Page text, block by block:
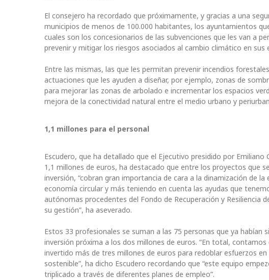
El consejero ha recordado que próximamente, y gracias a una
municipios de menos de 100.000 habitantes, los ayuntamientos
cuales son los concesionarios de las subvenciones que les van a
prevenir y mitigar los riesgos asociados al cambio climático en sus
Entre las mismas, las que les permitan prevenir incendios
actuaciones que les ayuden a diseñar, por ejemplo, zonas de
para mejorar las zonas de arbolado e incrementar los espacios
mejora de la conectividad natural entre el medio urbano y
1,1 millones para el personal
Escudero, que ha detallado que el Ejecutivo presidido por
1,1 millones de euros, ha destacado que entre los proyectos que
inversión, “cobran gran importancia de cara a la dinamización de
economía circular y más teniendo en cuenta las ayudas que
autónomas procedentes del Fondo de Recuperación y Resiliencia
su gestión”, ha aseverado.
Estos 33 profesionales se suman a las 75 personas que ya
inversión próxima a los dos millones de euros. “En total,
invertido más de tres millones de euros para redoblar esfuerzos
sostenible”, ha dicho Escudero recordando que “este equipo
triplicado a través de diferentes planes de empleo”.